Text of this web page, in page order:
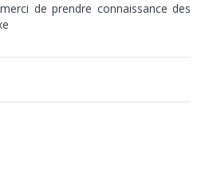
de prendre connaissance des